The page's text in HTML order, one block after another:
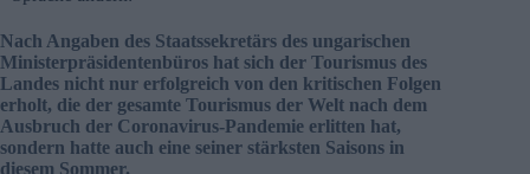
Nach Angaben des Staatssekretärs des ungarischen
Ministerpräsidentenbüros hat sich der Tourismus des
Landes nicht nur erfolgreich von den kritischen Folgen
erholt, die der gesamte Tourismus der Welt nach dem
Ausbruch der Coronavirus-Pandemie erlitten hat,
sondern hatte auch eine seiner stärksten Saisons in
diesem Sommer.